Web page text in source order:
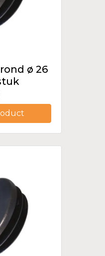
ø 26